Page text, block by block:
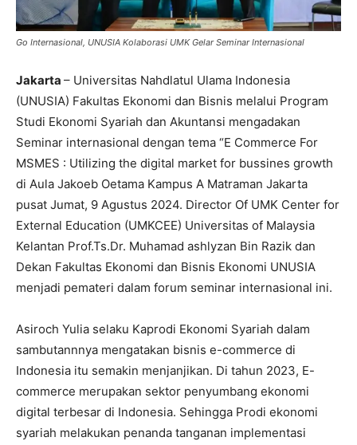
Go Internasional, UNUSIA Kolaborasi UMK Gelar Seminar Internasional
Jakarta – Universitas Nahdlatul Ulama Indonesia
(UNUSIA) Fakultas Ekonomi dan Bisnis melalui Program
Studi Ekonomi Syariah dan Akuntansi mengadakan
Seminar internasional dengan tema “E Commerce For
MSMES : Utilizing the digital market for bussines growth
di Aula Jakoeb Oetama Kampus A Matraman Jakarta
pusat Jumat, 9 Agustus 2024. Director Of UMK Center for
External Education (UMKCEE) Universitas of Malaysia
Kelantan Prof.Ts.Dr. Muhamad ashlyzan Bin Razik dan
Dekan Fakultas Ekonomi dan Bisnis Ekonomi UNUSIA
menjadi pemateri dalam forum seminar internasional ini.
Asiroch Yulia selaku Kaprodi Ekonomi Syariah dalam
sambutannnya mengatakan bisnis e-commerce di
Indonesia itu semakin menjanjikan. Di tahun 2023, E-
commerce merupakan sektor penyumbang ekonomi
digital terbesar di Indonesia. Sehingga Prodi ekonomi
syariah melakukan penanda tanganan implementasi